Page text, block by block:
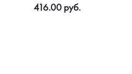
416.00 руб.